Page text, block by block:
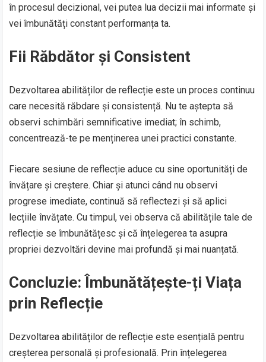
în procesul decizional, vei putea lua decizii mai informate și
vei îmbunătăți constant performanța ta.
Fii Răbdător și Consistent
Dezvoltarea abilităților de reflecție este un proces continuu
care necesită răbdare și consistență. Nu te aștepta să
observi schimbări semnificative imediat; în schimb,
concentrează-te pe menținerea unei practici constante.
Fiecare sesiune de reflecție aduce cu sine oportunități de
învățare și creștere. Chiar și atunci când nu observi
progrese imediate, continuă să reflectezi și să aplici
lecțiile învățate. Cu timpul, vei observa că abilitățile tale de
reflecție se îmbunătățesc și că înțelegerea ta asupra
propriei dezvoltări devine mai profundă și mai nuanțată.
Concluzie: Îmbunătățește-ți Viața
prin Reflecție
Dezvoltarea abilităților de reflecție este esențială pentru
creșterea personală și profesională. Prin înțelegerea